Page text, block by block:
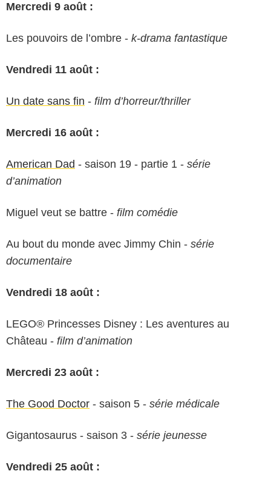
Mercredi 9 août :
Les pouvoirs de l’ombre - k-drama fantastique
Vendredi 11 août :
Un date sans fin - film d’horreur/thriller
Mercredi 16 août :
American Dad - saison 19 - partie 1 - série
d’animation
Miguel veut se battre - film comédie
Au bout du monde avec Jimmy Chin - série
documentaire
Vendredi 18 août :
LEGO® Princesses Disney : Les aventures au
Château - film d’animation
Mercredi 23 août :
The Good Doctor - saison 5 - série médicale
Gigantosaurus - saison 3 - série jeunesse
Vendredi 25 août :